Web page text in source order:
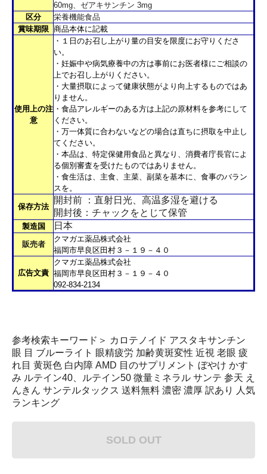
60mg、ゼアキサンチン 3mg
区分
栄養機能食品
賞味期限 商品本体に記載
使用上の注
意
・１日のお召し上がり量の目安を限度にお守りくださ
い。
・妊娠中や病気療養中の方は事前にお医者様にご相談の
上でお召し上がりください。
・大量摂取によって健康状態がより向上するものではあ
りません。
・食品アレルギーのある方は上記の原材料を参考にして
ください。
・万一体質に合わないなどの場合は直ちに摂取を中止し
てください。
・本品は、特定保健用食品と異なり、消費者庁長官によ
る個別審査を受けたものではありません。
・食生活は、主食、主菜、副菜を基本に、食事のバラン
スを。
保存方法
開封前 ：直射日光、高温多湿を避ける
開封後：チャックをとじて保管
製造国 日本
販売者
クマガエ薬品株式会社
福岡市早良区田村３－１９－４０
広告文責
クマガエ薬品株式会社
福岡市早良区田村３－１９－４０
092-834-2134
参考検索キーワード＞ カロテノイド アスタキサンチン
眼 目 ブルーライト 眼精疲労 加齢黄斑変性 近視 老眼 疲
れ目 黄斑色 白内障 AMD 目のサプリメント ぼやけ かす
み ルテイン40、ルテイン50 微量ミネラル サンテ 参天 え
んきん サンテルタックス 送料無料 濃密 濃厚 訳あり 人気
ランキング
SOLD OUT